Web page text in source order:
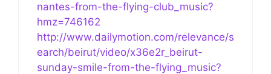
nantes-from-the-flying-club_music?
hmz=746162
http://www.dailymotion.com/relevance/s
earch/beirut/video/x36e2r_beirut-
sunday-smile-from-the-flying_music?